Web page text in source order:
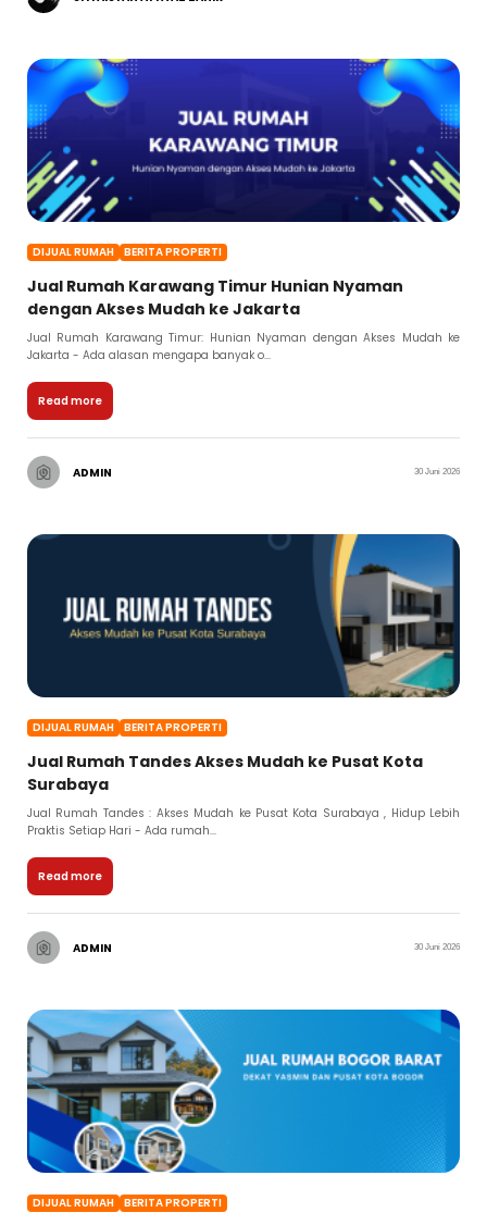
DIJUAL RUMAH BERITA PROPERTI
Jual Rumah Karawang Timur Hunian Nyaman
dengan Akses Mudah ke Jakarta
Jual Rumah Karawang Timur: Hunian Nyaman dengan Akses Mudah ke
Jakarta - Ada alasan mengapa banyak o...
Read more
ADMIN 30 Juni 2026
DIJUAL RUMAH BERITA PROPERTI
Jual Rumah Tandes Akses Mudah ke Pusat Kota
Surabaya
Jual Rumah Tandes : Akses Mudah ke Pusat Kota Surabaya , Hidup Lebih
Praktis Setiap Hari - Ada rumah...
Read more
ADMIN 30 Juni 2026
DIJUAL RUMAH BERITA PROPERTI